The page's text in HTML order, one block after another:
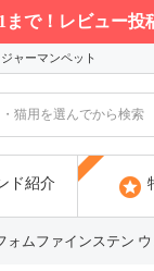
まで！レビュー投
ャーマンペット
ド紹介 stars
ォムファインステン